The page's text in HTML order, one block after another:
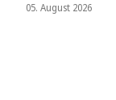
05. August 2026